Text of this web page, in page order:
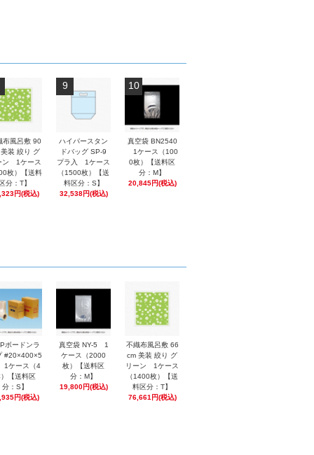
布風呂敷 90
装 絞り グ
ン 1ケース
枚）【送料
分：T】
円(税込)
9
ハイパースタン
ドバッグ SP-9
プラ入 1ケース
（1500枚）【送
料区分：S】
32,538円(税込)
10
真空袋 BN2540
1ケース（100
0枚）【送料区
分：M】
20,845円(税込)
ボードンラ
#20×400×5
ケース（4
【送料区
分：S】
円(税込)
真空袋 NY-5 1
ケース（2000
枚）【送料区
分：M】
19,800円(税込)
不織布風呂敷 66
cm 美装 絞り グ
リーン 1ケース
（1400枚）【送
料区分：T】
76,661円(税込)